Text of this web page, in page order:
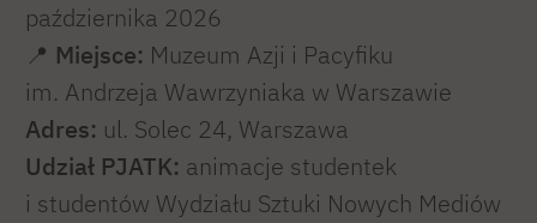
października 2026
📍 Miejsce: Muzeum Azji i Pacyfiku
im. Andrzeja Wawrzyniaka w Warszawie
Adres: ul. Solec 24, Warszawa
Udział PJATK: animacje studentek
i studentów Wydziału Sztuki Nowych Mediów